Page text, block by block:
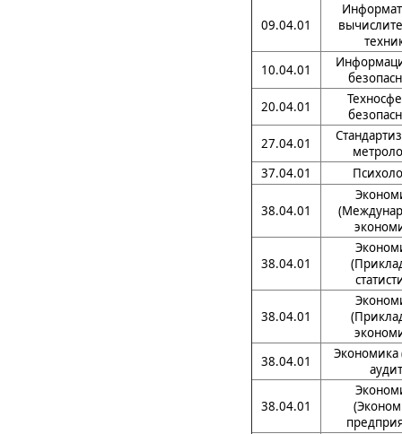
09.04.01
10.04.01
20.04.01
27.04.01
37.04.01
38.04.01
38.04.01
38.04.01
38.04.01
Экономика
38.04.01